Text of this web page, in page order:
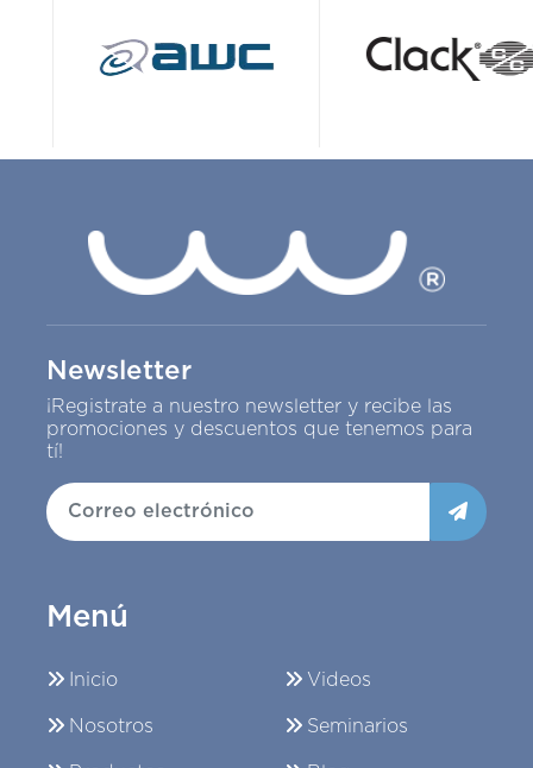
Newsletter
¡Registrate a nuestro newsletter y recibe las
promociones y descuentos que tenemos para
tí!
Menú
Inicio
Nosotros
Videos
Seminarios